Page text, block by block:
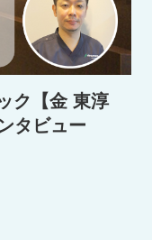
ク【金 東淳
タビュー